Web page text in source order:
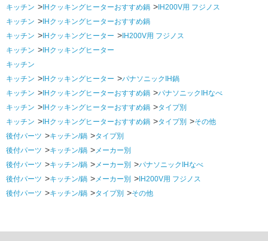
キッチン
IHクッキングヒーターおすすめ鍋
IH200V用 フジノス
キッチン
IHクッキングヒーターおすすめ鍋
キッチン
IHクッキングヒーター
IH200V用 フジノス
キッチン
IHクッキングヒーター
キッチン
キッチン
IHクッキングヒーター
パナソニックIH鍋
キッチン
IHクッキングヒーターおすすめ鍋
パナソニックIHなべ
キッチン
IHクッキングヒーターおすすめ鍋
タイプ別
キッチン
IHクッキングヒーターおすすめ鍋 タイプ別
その他
後付パーツ
キッチン/鍋
タイプ別
後付パーツ
キッチン/鍋
メーカー別
後付パーツ
キッチン/鍋 メーカー別
パナソニックIHなべ
後付パーツ
キッチン/鍋 メーカー別
IH200V用 フジノス
後付パーツ
キッチン/鍋 タイプ別 その他